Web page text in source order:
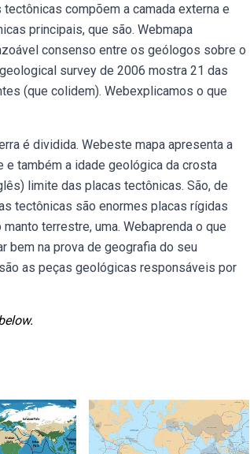
compõem a camada externa e
principais, que são. Webmapa
consenso entre os geólogos sobre o
survey de 2006 mostra 21 das
(que colidem). Webexplicamos o que
é dividida. Webeste mapa apresenta a
também a idade geológica da crosta
limite das placas tectônicas. São, de
tectônicas são enormes placas rígidas
terrestre, uma. Webaprenda o que
bem na prova de geografia do seu
as peças geológicas responsáveis por